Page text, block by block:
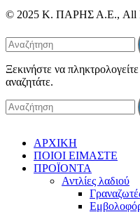
© 2025 Κ. ΠΑΡΗΣ Α.Ε., All
Ξεκινήστε να
αναζητάτε.
ΑΡΧΙΚΗ
ΠΟΙΟΙ ΕΙΜΑΣΤΕ
ΠΡΟΪΟΝΤΑ
Αντλίες λαδιού